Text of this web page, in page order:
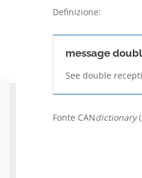
Definizione:
message
See double
Fonte CANdictionary